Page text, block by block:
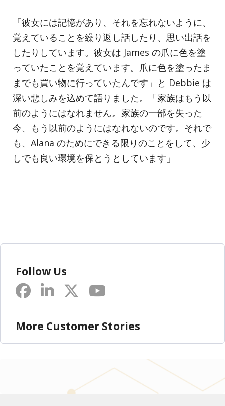
「彼女には記憶があり、それを忘れないように、
覚えていることを繰り返し話したり、思い出話を
したりしています。彼女は James の爪に色を塗
っていたことを覚えています。爪に色を塗ったま
までも買い物に行っていたんです」と Debbie は
深い悲しみを込めて語りました。「家族はもう以
前のようにはなれません。家族の一部を失った
今、もう以前のようにはなれないのです。それで
も、Alana のためにできる限りのことをして、少
しでも良い環境を保とうとしています」
Follow Us
More Customer Stories